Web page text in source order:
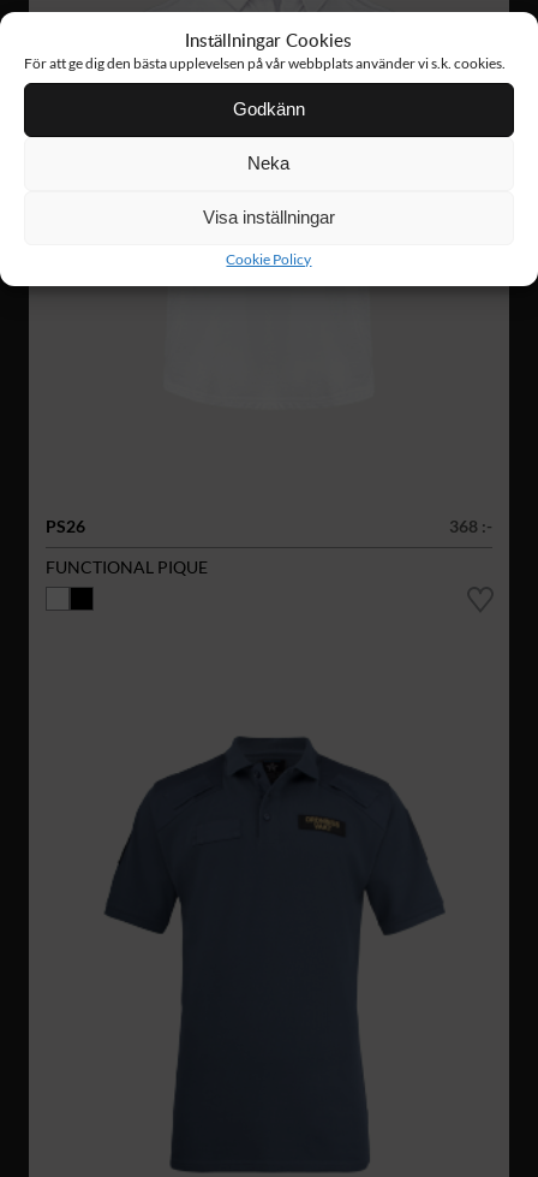
Inställningar Cookies
För att ge dig den bästa upplevelsen på vår webbplats använder vi s.k. cookies.
Godkänn
Neka
Visa inställningar
Cookie Policy
PS26
368 :-
FUNCTIONAL PIQUE